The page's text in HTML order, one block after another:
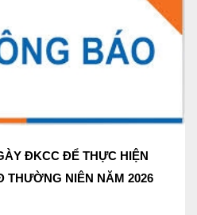
ĐKCC ĐỂ THỰC HIỆN
NIÊN NĂM 2026